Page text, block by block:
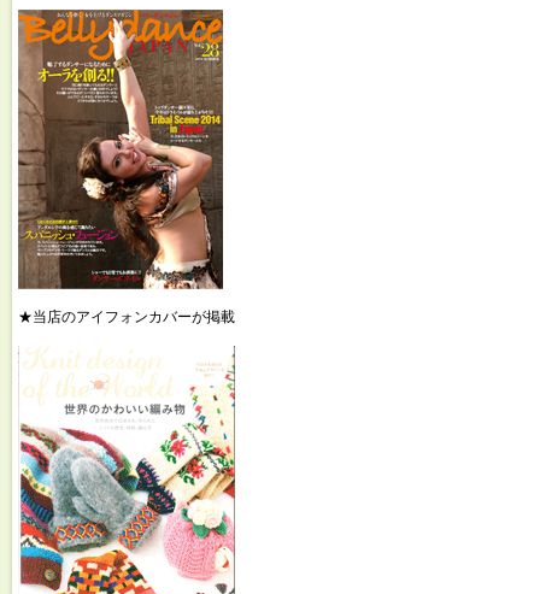
★当店のアイフォンカバーが掲載